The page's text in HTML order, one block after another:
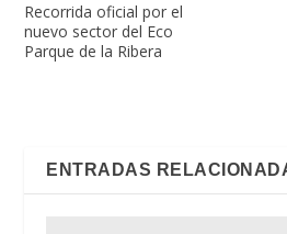
Recorrida oficial por el
nuevo sector del Eco
Parque de la Ribera
ENTRADAS